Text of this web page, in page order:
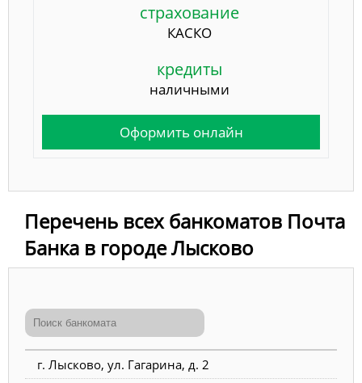
страхование
КАСКО
кредиты
наличными
Оформить онлайн
Перечень всех банкоматов Почта
Банка в городе Лысково
г. Лысково, ул. Гагарина, д. 2